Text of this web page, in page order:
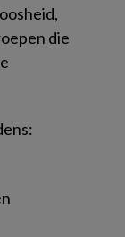
die